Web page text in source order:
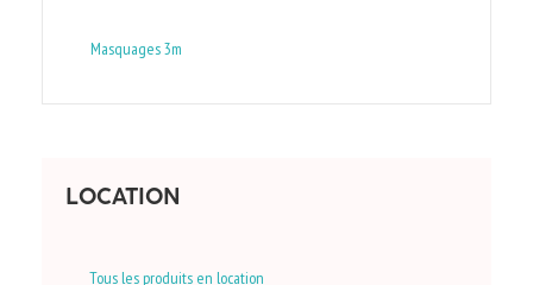
Masquages 3m
LOCATION
Tous les produits en location